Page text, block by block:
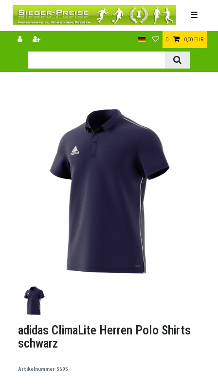
☰
0 0,00 EUR
adidas ClimaLite Herren Polo Shirts
schwarz
Artikelnummer5695